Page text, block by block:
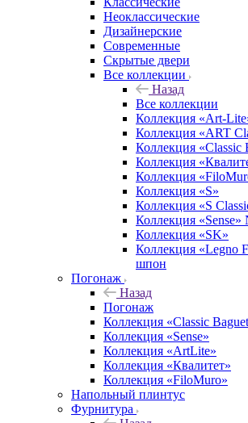
Неоклассические
Дизайнерские
Современные
Скрытые двери
Все коллекции
Назад
Все коллекции
Коллекция «Art-
Коллекция «ART
Коллекция «Classic
Коллекция
Коллекция
Коллекция «S»
Коллекция «S
Коллекция «Sense»
Коллекция «SK»
Коллекция «Legno
шпон
Погонаж
Назад
Погонаж
Коллекция «Classic
Коллекция «Sense»
Коллекция «ArtLite»
Коллекция «Квалитет»
Коллекция «FiloMuro»
Напольный плинтус
Фурнитура